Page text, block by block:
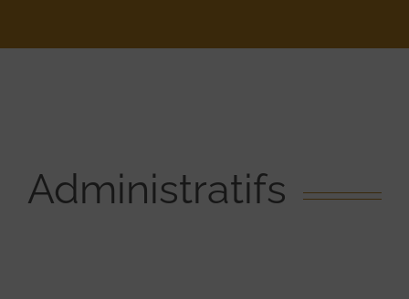
Administratifs